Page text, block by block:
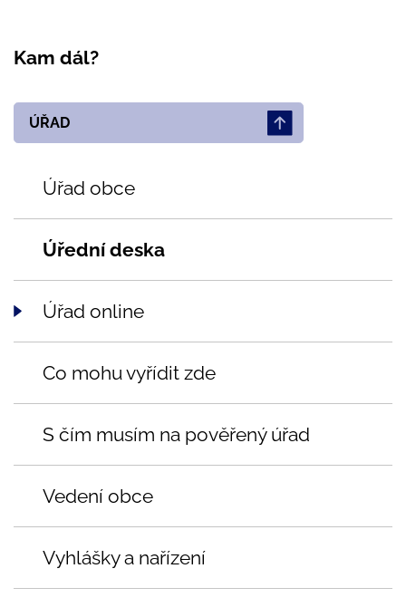
Kam dál?
ÚŘAD
Úřad obce
Úřední deska
Úřad online
Co mohu vyřídit zde
S čím musím na pověřený úřad
Vedení obce
Vyhlášky a nařízení